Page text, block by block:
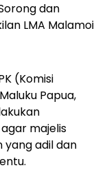
dan
LMA Malamoi
(Komisi
Papua,
majelis
adil dan